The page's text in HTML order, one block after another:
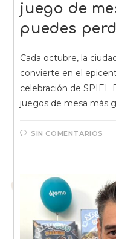
juego de
puedes
Cada octubre, la
convierte en el
celebración de SPIEL
juegos de mesa más
SIN COMENTARIOS